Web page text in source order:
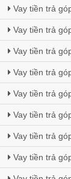
Vay tiền trả
Vay tiền trả
Vay tiền trả
Vay tiền trả
Vay tiền trả
Vay tiền trả
Vay tiền trả
Vay tiền trả